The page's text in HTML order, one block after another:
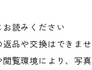
読みください
返品や交換はできませ
閲覧環境により、写